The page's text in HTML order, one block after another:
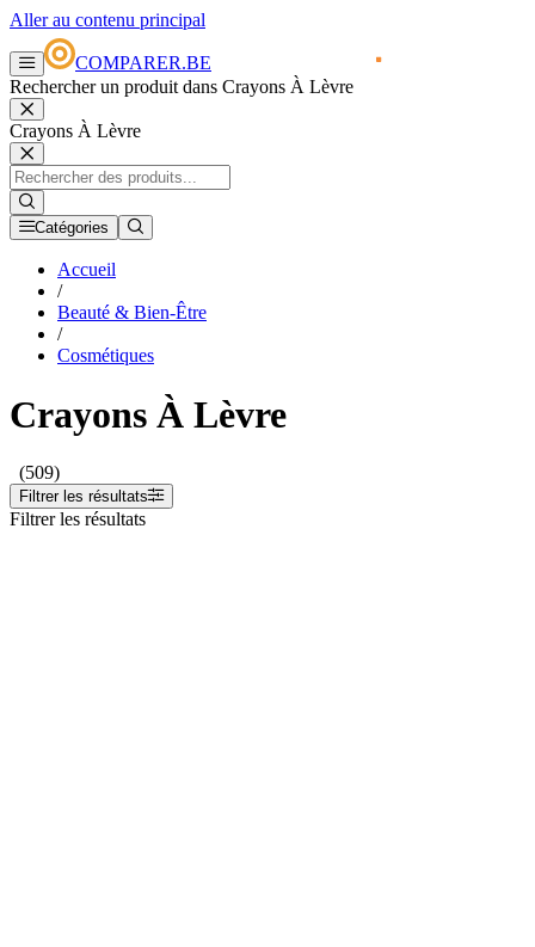
Aller au contenu principal
COMPARER.BE
Rechercher un produit dans Crayons À Lèvre
Crayons À Lèvre
Catégories
Accueil
/
Beauté & Bien-Être
/
Cosmétiques
Crayons À Lèvre
(509)
Filtrer les résultats
Filtrer les résultats